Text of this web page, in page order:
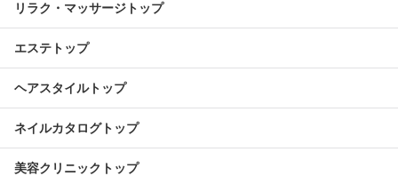
リラク・マッサージトップ
エステトップ
ヘアスタイルトップ
ネイルカタログトップ
美容クリニックトップ